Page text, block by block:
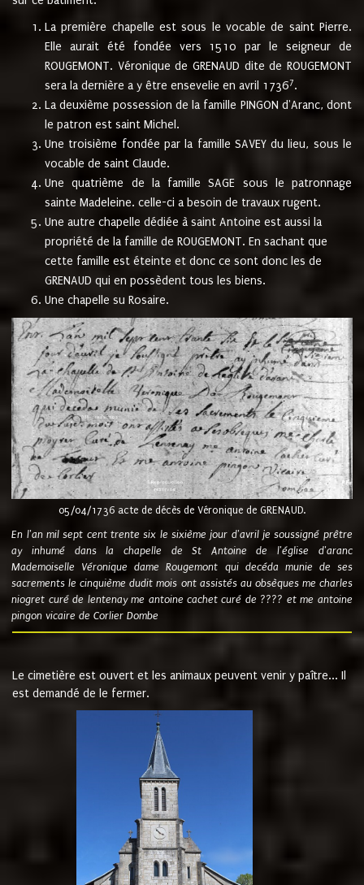
La première chapelle est sous le vocable de saint Pierre.
Elle aurait été fondée vers 1510 par le seigneur de
ROUGEMONT. Véronique de GRENAUD dite de ROUGEMONT
sera la dernière a y être ensevelie en avril 17367.
La deuxième possession de la famille PINGON d'Aranc, dont
le patron est saint Michel.
Une troisième fondée par la famille SAVEY du lieu, sous le
vocable de saint Claude.
Une quatrième de la famille SAGE sous le patronnage
sainte Madeleine. celle-ci a besoin de travaux rugent.
Une autre chapelle dédiée à saint Antoine est aussi la
propriété de la famille de ROUGEMONT. En sachant que
cette famille est éteinte et donc ce sont donc les de
GRENAUD qui en possèdent tous les biens.
Une chapelle su Rosaire.
05/04/1736 acte de décès de Véronique de GRENAUD.
En l'an mil sept cent trente six le sixième jour d'avril je soussigné prêtre
ay inhumé dans la chapelle de St Antoine de l'église d'aranc
Mademoiselle Véronique dame Rougemont qui decéda munie de ses
sacrements le cinquième dudit mois ont assistés au obsèques me charles
niogret curé de lentenay me antoine cachet curé de ???? et me antoine
pingon vicaire de Corlier Dombe
Le cimetière est ouvert et les animaux peuvent venir y paître... Il
est demandé de le fermer.